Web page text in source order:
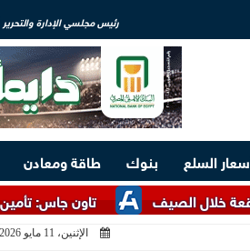
رئيس مجلسي الإدارة والتحرير
السلع بنوك طاقة ومعادن
تاون جاس: تأمين كسر بخط
الإثنين، 11 مايو 2026